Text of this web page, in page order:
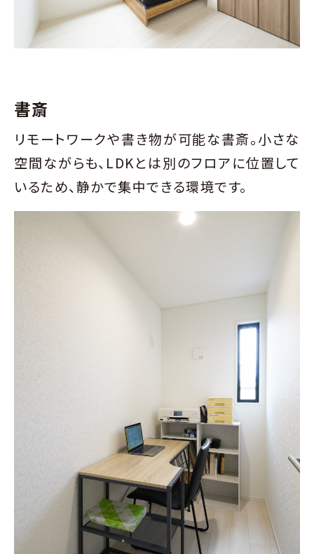
書斎
リモートワークや書き物が可能な書斎。小さな
空間ながらも、LDKとは別のフロアに位置して
いるため、静かで集中できる環境です。